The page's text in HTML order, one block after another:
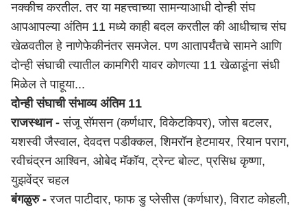
नक्कीच करतील. तर या महत्त्वाच्या सामन्याआधी दोन्ही संघ
आपआपल्या अंतिम 11 मध्ये काही बदल करतील की आधीचाच संघ
खेळवतील हे नाणेफेकीनंतर समजेल. पण आतापर्यंतचे सामने आणि
दोन्ही संघाची त्यातील कामगिरी यावर कोणत्या 11 खेळाडूंना संधी
मिळेल ते पाहूया...
दोन्ही संघाची संभाव्य अंतिम 11
राजस्थान -संजू सॅमसन (कर्णधार, विकेटकिपर), जोस बटलर,
यशस्वी जैस्वाल, देवदत्त पडीक्कल, शिमरॉन हेटमायर, रियान पराग,
रवीचंद्रन आश्विन, ओबेद मॅकॉय, ट्रेन्ट बोल्ट, प्रसिध कृष्णा,
युझवेंद्र चहल
बंगळुरु - रजत पाटीदार, फाफ डु प्लेसीस (कर्णधार), विराट कोहली,